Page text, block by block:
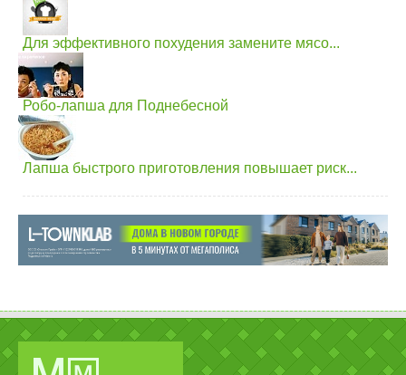
Для эффективного похудения замените мясо...
Робо-лапша для Поднебесной
Лапша быстрого приготовления повышает риск...